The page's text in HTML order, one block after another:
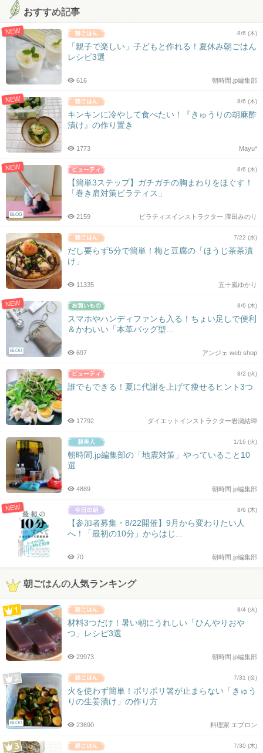
おすすめ記事
NEW 8/6 (木)
「親子で楽しい」子どもと作れる！夏休み朝ごはん
レシピ3選
朝時間.jp編集部
616
NEW 8/6 (木)
キンキンに冷やして食べたい！『きゅうりの胡麻酢
漬け』の作り置き
Mayu*
1773
NEW
BLOG
8/6 (木)
【簡単3ステップ】ガチガチの胸まわりをほぐす！
「巻き肩対策ピラティス」
ピラティスインストラクター 澤田みのり
2159
7/22 (水)
だし要らず5分で簡単！梅と豆腐の「ほうじ茶茶漬
け」
五十嵐ゆかり
11335
NEW
BLOG
8/6 (木)
スマホやハンディファンも入る！ちょい足しで便利
＆かわいい「本革バッグ型...
アンジェ web shop
697
8/2 (火)
誰でもできる！夏に代謝を上げて痩せるヒント3つ
ダイエットインストラクター岩瀬結暉
17792
1/16 (火)
朝時間.jp編集部の「地震対策」やっていること10
選
朝時間.jp編集部
4889
NEW 8/6 (木)
【参加者募集・8/22開催】9月から変わりたい人
へ！「最初の10分」からはじ...
朝時間.jp編集部
70
朝ごはんの人気ランキング
8/4 (火)
材料3つだけ！暑い朝にうれしい「ひんやりおや
つ」レシピ3選
朝時間.jp編集部
29973
BLOG
7/31 (金)
火を使わず簡単！ポリポリ箸が止まらない「きゅう
りの生姜漬け」の作り方
料理家 エプロン
23690
7/30 (木)